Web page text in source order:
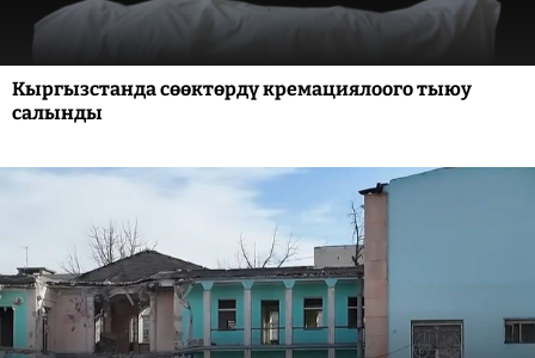
Кыргызстанда сөөктөрдү кремациялоого тыюу
салынды